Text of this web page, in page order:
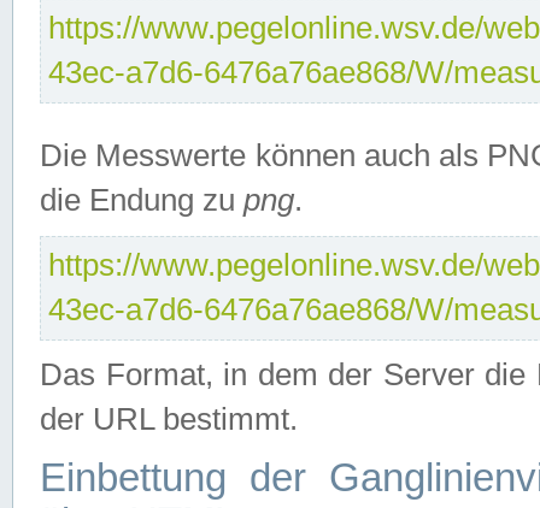
https://www.pegelonline.wsv.de/
43ec-a7d6-6476a76ae868/W/
Die Messwerte können auch als
die Endung zu png.
https://www.pegelonline.wsv.de/
43ec-a7d6-6476a76ae868/W/
Das Format, in dem der Server
der URL bestimmt.
Einbettung der